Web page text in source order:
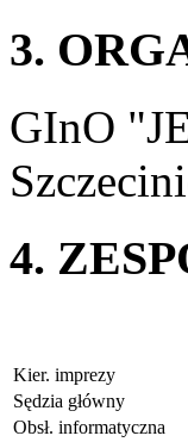
3.
GInO
4.
Kier. imprezy
Sędzia główny
Obsł. informatyczna